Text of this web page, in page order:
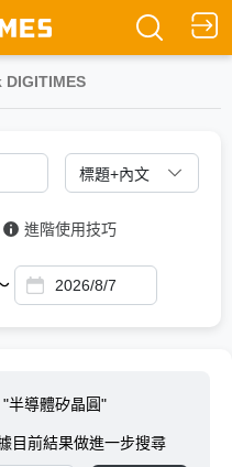
DIGITIMES
進階使用技巧
半導體矽晶圓"
目前結果做進一步搜尋